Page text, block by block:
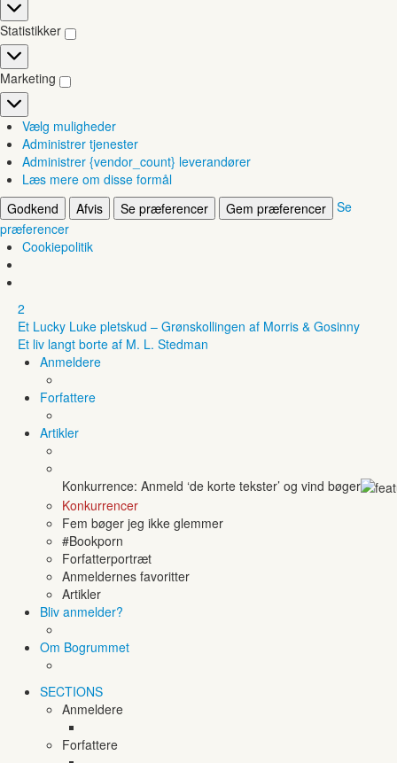
Præferencer
Statistikker
Statistikker
Marketing
Marketing
Vælg muligheder
Administrer tjenester
Administrer {vendor_count} leverandører
Læs mere om disse formål
Godkend
Afvis Se præferencer Gem præferencer Se
præferencer
Cookiepolitik
2
Et Lucky Luke pletskud – Grønskollingen af Morris & Gosinny
Et liv langt borte af M. L. Stedman
Anmeldere
Forfattere
Artikler
Konkurrence: Anmeld ‘de korte tekster’ og vind bøger
Konkurrencer
Fem bøger jeg ikke glemmer
#Bookporn
Forfatterportræt
Anmeldernes favoritter
Artikler
Bliv anmelder?
Om Bogrummet
SECTIONS
Anmeldere
Forfattere